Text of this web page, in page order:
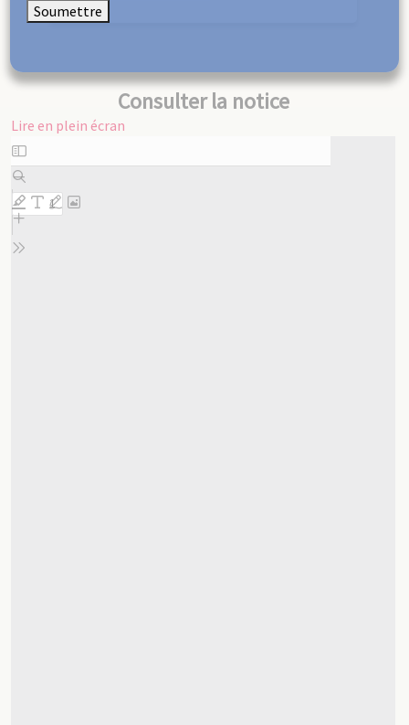
Consulter la notice
Lire en plein écran
Aller
au
contenu
PDF
Soumettre